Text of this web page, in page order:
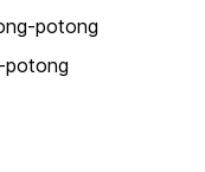
potong
potong